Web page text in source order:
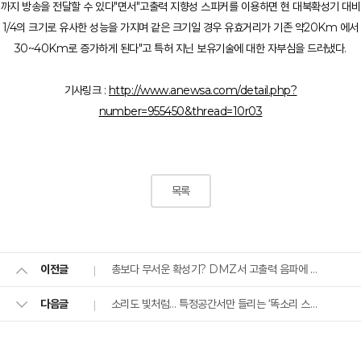
까지 방송을 전달할 수 있다"면서"고출력 지향성 스피커를 이용하면 현 대북확성기 대비
1/4의 크기로 유사한 성능을 가지며 같은 크기일 경우 유효거리가 기존 약20Km 에서
30~40Km로 증가하게 된다"고 특허 지닌 보유기술에 대한 자부심을 드러냈다.
기사링크 : http://www.anewsa.com/detail.php?
number=955450&thread=10r03
목록
이전글 총보다 무서운 확성기? DMZ서 고출력 음파에 노출만돼도
소리도 빛처럼… 특정공간서만 들리는 ‘똑소리 스피커’
다음글